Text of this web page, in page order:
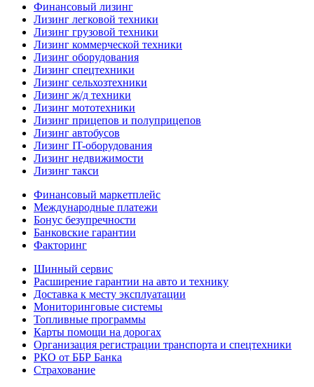
Финансовый лизинг
Лизинг легковой техники
Лизинг грузовой техники
Лизинг коммерческой техники
Лизинг оборудования
Лизинг спецтехники
Лизинг сельхозтехники
Лизинг ж/д техники
Лизинг мототехники
Лизинг прицепов и полуприцепов
Лизинг автобусов
Лизинг IT-оборудования
Лизинг недвижимости
Лизинг такси
Финансовый маркетплейс
Международные платежи
Бонус безупречности
Банковские гарантии
Факторинг
Шинный сервис
Расширение гарантии на авто и технику
Доставка к месту эксплуатации
Мониторинговые системы
Топливные программы
Карты помощи на дорогах
Организация регистрации транспорта и спецтехники
РКО от ББР Банка
Страхование